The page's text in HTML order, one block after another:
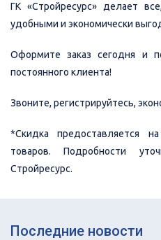
ГК «Стройресурс» делает
удобными и экономически
Оформите заказ сегодня и
постоянного клиента!
Звоните, регистрируйтесь,
*Скидка предоставляется
товаров. Подробности
Стройресурс.
Последние новости